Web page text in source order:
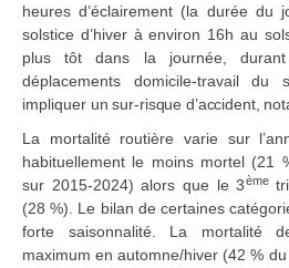
heures d’éclairement (la durée du
solstice d’hiver à environ 16h au
plus tôt dans la journée,
déplacements domicile-travail
impliquer un sur-risque d’accident,
La mortalité routière varie sur
habituellement le moins mortel (21
sur 2015-2024) alors que le 3ème
(28 %). Le bilan de certaines
forte saisonnalité. La mortalité
maximum en automne/hiver (42 %